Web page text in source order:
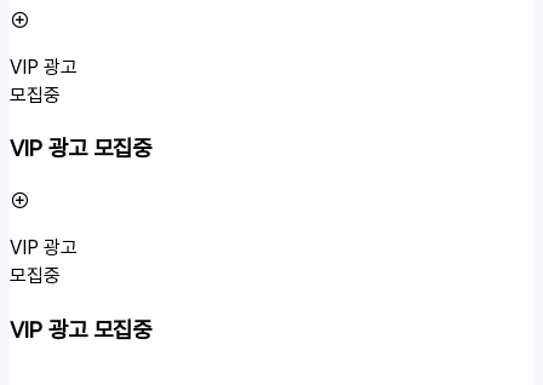
VIP 광고
모집중
VIP 광고 모집중
VIP 광고
모집중
VIP 광고 모집중